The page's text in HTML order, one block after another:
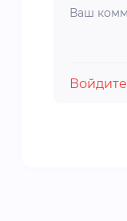
Войдите